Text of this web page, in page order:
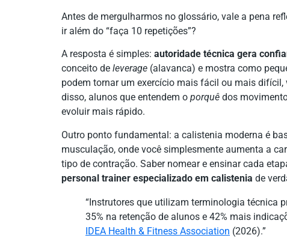
Antes de mergulharmos no glossário, vale a pena
ir além do “faça 10 repetições”?
A resposta é simples: autoridade técnica gera
conceito de leverage (alavanca) e mostra como
podem tornar um exercício mais fácil ou mais
disso, alunos que entendem o porquê dos
evoluir mais rápido.
Outro ponto fundamental: a calistenia moderna é
musculação, onde você simplesmente aumenta a
tipo de contração. Saber nomear e ensinar cada
personal trainer especializado em calistenia de
“Instrutores que utilizam terminologia técnica
35% na retenção de alunos e 42% mais
IDEA Health & Fitness Association (2026).”